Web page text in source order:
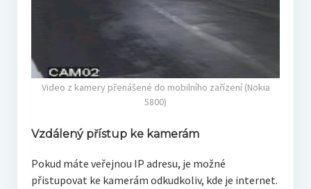
Video z kamery přenášené do mobilního zařízení (Nokia
5800)
Vzdálený přístup ke kamerám
Pokud máte veřejnou IP adresu, je možné
přistupovat ke kamerám odkudkoliv, kde je internet.